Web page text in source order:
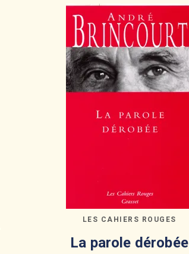
LES CAHIERS ROUGES
La parole dérobée